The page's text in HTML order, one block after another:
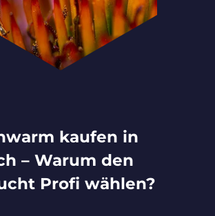
kaufen in
– Warum den
Profi wählen?